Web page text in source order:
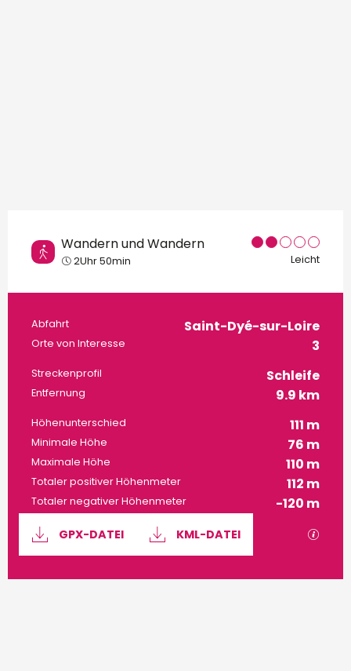
Wandern und Wandern
2Uhr 50min Leicht
Praktische
Abfahrt Saint-Dyé-sur-Loire
Orte von Interesse 3
Streckenprofil Schleife
Entfernung 9.9 km
Höhenunterschied 111 m
Minimale Höhe 76 m
Maximale Höhe 110 m
Totaler positiver Höhenmeter 112 m
Totaler negativer Höhenmeter -120 m
Dokumentation
GPX-DATEI KML-DATEI Mit